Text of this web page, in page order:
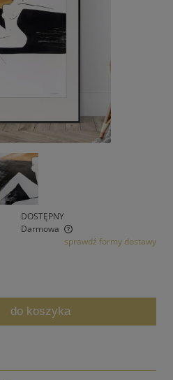
DOSTĘPNY
Darmowa
kosztów płatnościsprawdź formy dostawy
do koszyka